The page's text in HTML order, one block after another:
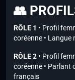
👥
RÔLE 1 • Profil
coréenne • Langue
RÔLE 2 • Profil
coréenne • Parlant
français